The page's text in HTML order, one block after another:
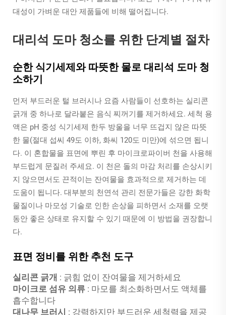
대성이 가벼운 대안 제품들에 비해 떨어집니다.
대리석 도마 청소를 위한 단계별 절차
순한 식기세제와 따뜻한 물로 대리석 도마 청
소하기
먼저 부드러운 털 브러시나 요즘 사람들이 선호하는 실리콘
긁개 중 하나로 달라붙은 음식 찌꺼기를 제거하세요. 세척 용
액은 pH 중성 식기세제 한두 방울을 너무 뜨겁지 않은 따뜻
한 물(절대 섭씨 49도 이하, 화씨 120도 미만)에 섞으면 됩니
다. 이 혼합물을 표면에 뿌린 후 마이크로파이버 천을 사용해
부드럽게 문질러 주세요. 이 천은 돌의 마감 처리를 손상시키
지 않으면서도 끈적이는 잔여물을 효과적으로 제거하는 데
도움이 됩니다. 대부분의 천연석 관리 전문가들은 강한 화학
물질이나 마모성 기술로 인한 손상을 피하면서 소재를 오랫
동안 좋은 상태로 유지할 수 있기 때문에 이 방법을 권장합니
다.
표면 정비를 위한 추천 도구
실리콘 긁개 : 긁힘 없이 잔여물을 제거하세요
마이크로 섬유 의류 : 마모를 최소화하면서도 액체를
흡수합니다
대나무 브러시 : 강력하지만 부드러운 세척력을 제공